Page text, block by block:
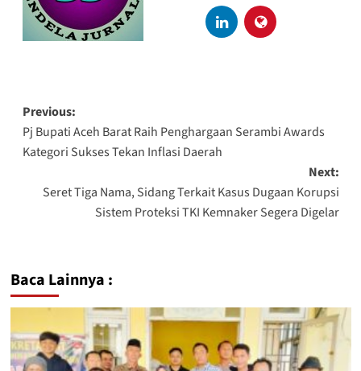
Previous:
Pj Bupati Aceh Barat Raih Penghargaan Serambi Awards
Kategori Sukses Tekan Inflasi Daerah
Next:
Seret Tiga Nama, Sidang Terkait Kasus Dugaan Korupsi
Sistem Proteksi TKI Kemnaker Segera Digelar
Baca Lainnya :